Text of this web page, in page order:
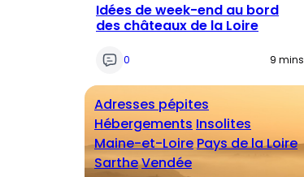
Idées de week-end au bord
des châteaux de la Loire
0 9 mins
Adresses pépites
Hébergements Insolites
Maine-et-LoirePays de la Loire
SartheVendée